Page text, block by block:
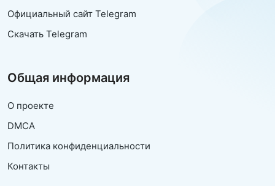
Официальный сайт Telegram
Скачать Telegram
Общая информация
О проекте
DMCA
Политика конфиденциальности
Контакты